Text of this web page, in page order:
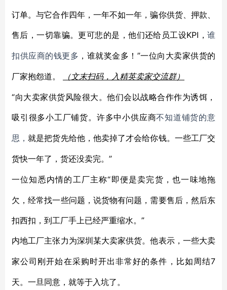
订单。与它合作四年，一年不如一年，骗你供货、押款、
售后，一切靠骗。更可悲的是，他们还给员工设KPI， 谁
扣供应商的钱更多 ，谁就奖金多！ ”一位向大卖家供货的
厂家抱怨道。 （文末扫码，入精英卖家交流群）
“向大卖家供货风险很大。他们会以战略合作作为诱饵，
吸引很多小工厂铺货。许多中小供应商不知道铺货的意
思， 就是把货先给他，他卖掉了才会给你钱。一些工厂交
货快一年了，货还没卖完。 ”
一位知悉内情的工厂主称“即便是卖完货，也一味地拖
欠，经常找一些问题，说货物有问题，需要售后，然后东
扣西扣，到工厂手上已经严重缩水。”
内地工厂主张力为深圳某大卖家供货。他表示，一些大卖
家公司刚开始在采购时开出非常好的条件，比如周结7
天。一旦同意，就等于入坑了。